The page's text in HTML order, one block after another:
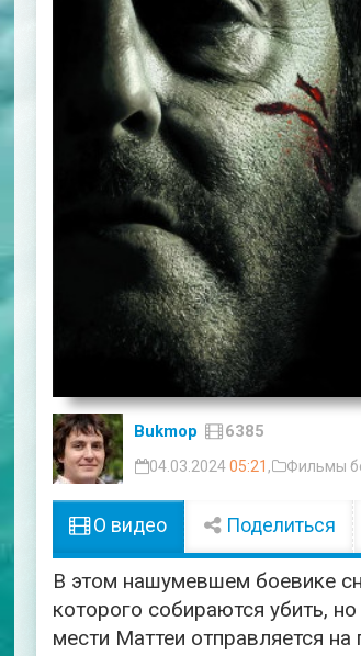
Bukmop 6385
04.03.2024 05:21 , Фильмы
О видео Поделиться
В этом нашумевшем боевике
которого собираются убить,
мести Маттеи отправляется